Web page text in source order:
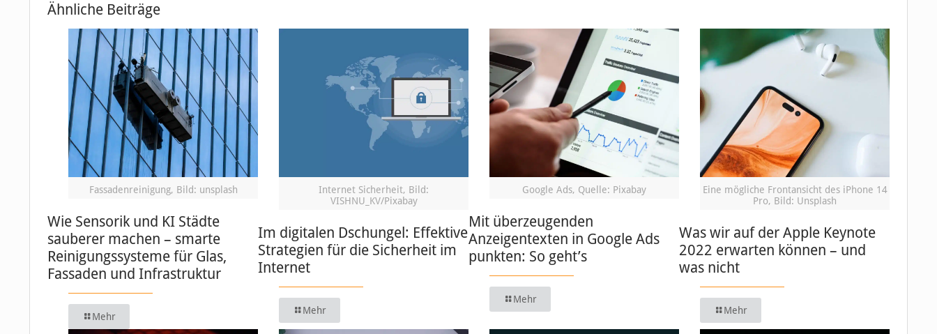
Ähnliche Beiträge
Fassadenreinigung, Bild: unsplash
Wie Sensorik und KI Städte
sauberer machen – smarte
Reinigungssysteme für Glas,
Fassaden und Infrastruktur
Mehr
Internet Sicherheit, Bild:
VISHNU_KV/Pixabay
Im digitalen Dschungel: Effektive
Strategien für die Sicherheit im
Internet
Mehr
Google Ads, Quelle: Pixabay
Mit überzeugenden
Anzeigentexten in Google Ads
punkten: So geht’s
Mehr
Eine mögliche Frontansicht des iPhone 14
Pro, Bild: Unsplash
Was wir auf der Apple Keynote
2022 erwarten können – und
was nicht
Mehr